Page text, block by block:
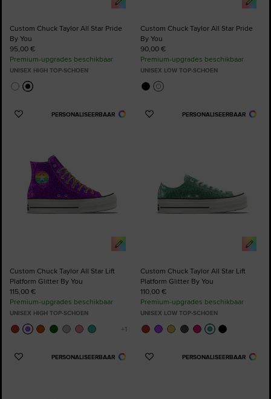
Custom Chuck Taylor All Star Pride
By You
95,00 €
Premium-upgrades beschikbaar
UNISEX HIGH TOP-SCHOEN
Custom Chuck Taylor All Star Pride
By You
90,00 €
Premium-upgrades beschikbaar
UNISEX LOW TOP-SCHOEN
PERSONALISEERBAAR
Voeg
Custom Chuck Taylor All Star Lift
Platform Glitter By You
115,00 €
Premium-upgrades beschikbaar
UNISEX HIGH TOP-SCHOEN
PERSONALISEERBAAR
Voeg
Custom Chuck Taylor All Star Lift
Platform Glitter By You
110,00 €
Premium-upgrades beschikbaar
UNISEX LOW TOP-SCHOEN
PERSONALISEERBAAR
Voeg
PERSONALISEERBAAR
Voeg